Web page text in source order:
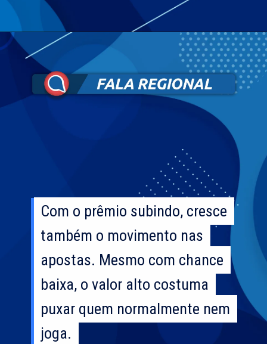
Com o prêmio subindo, cresce
também o movimento nas
apostas. Mesmo com chance
baixa, o valor alto costuma
puxar quem normalmente nem
joga.
Com o prêmio subindo, cresce
também o movimento nas
apostas. Mesmo com chance
baixa, o valor alto costuma
puxar quem normalmente nem
joga.